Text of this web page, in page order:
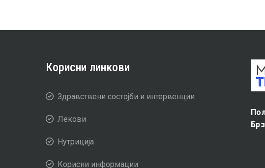
Корисни линкови
Здравствени состојби и интервенции
Лекови
Нутриција
Корисни информации